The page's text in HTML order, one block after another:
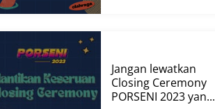
Jangan lewatkan
Closing Ceremony
PORSENI 2023 yan...